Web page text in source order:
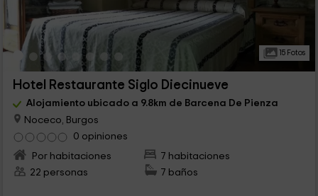
15 Fotos
Hotel Restaurante Siglo Diecinueve
Alojamiento ubicado a 9.8km de Barcena De Pienza
Noceco, Burgos
0 opiniones
Por habitaciones
7 habitaciones
22 personas
7 baños